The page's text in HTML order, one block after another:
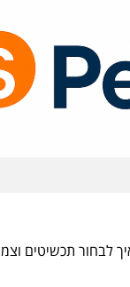
לבחור תכשיטים